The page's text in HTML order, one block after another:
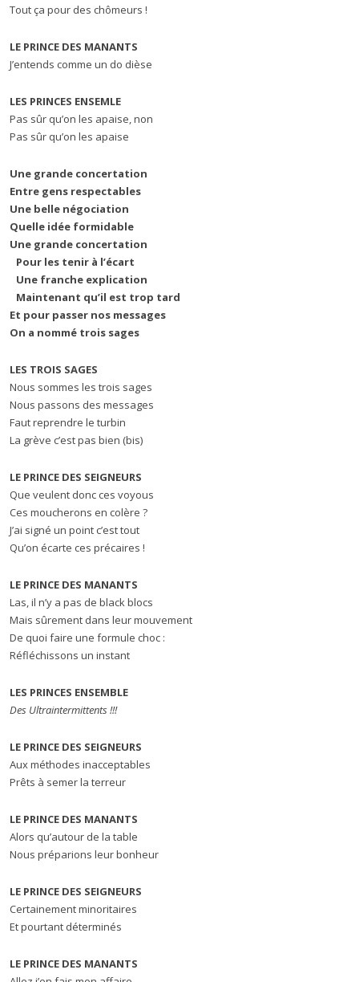
Tout ça pour des chômeurs !
LE PRINCE DES MANANTS
J’entends comme un do dièse
LES PRINCES ENSEMLE
Pas sûr qu’on les apaise, non
Pas sûr qu’on les apaise
Une grande concertation
Entre gens respectables
Une belle négociation
Quelle idée formidable
Une grande concertation
Pour les tenir à l’écart
Une franche explication
Maintenant qu’il est trop tard
Et pour passer nos messages
On a nommé trois sages
LES TROIS SAGES
Nous sommes les trois sages
Nous passons des messages
Faut reprendre le turbin
La grève c’est pas bien (bis)
LE PRINCE DES SEIGNEURS
Que veulent donc ces voyous
Ces moucherons en colère ?
J’ai signé un point c’est tout
Qu’on écarte ces précaires !
LE PRINCE DES MANANTS
Las, il n’y a pas de black blocs
Mais sûrement dans leur mouvement
De quoi faire une formule choc :
Réfléchissons un instant
LES PRINCES ENSEMBLE
Des Ultraintermittents !!!
LE PRINCE DES SEIGNEURS
Aux méthodes inacceptables
Prêts à semer la terreur
LE PRINCE DES MANANTS
Alors qu’autour de la table
Nous préparions leur bonheur
LE PRINCE DES SEIGNEURS
Certainement minoritaires
Et pourtant déterminés
LE PRINCE DES MANANTS